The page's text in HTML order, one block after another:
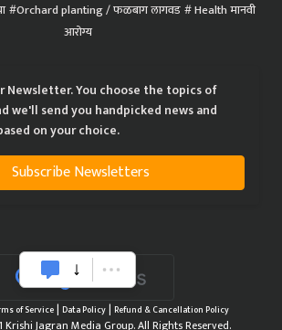
Orchard planting / फळबाग लागवड Health मानवी
आरोग्य
Newsletter. You choose the topics of
we'll send you handpicked news and
on your choice.
Subscribe Newsletters
of Service| Data Policy| Refund & Cancellation Policy
Krishi Jagran Media Group. All Rights Reserved.